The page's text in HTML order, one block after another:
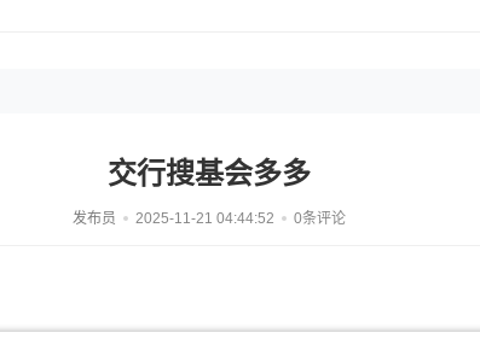
交行搜基会多多
发布员 2025-11-21 04:44:52 0条评论